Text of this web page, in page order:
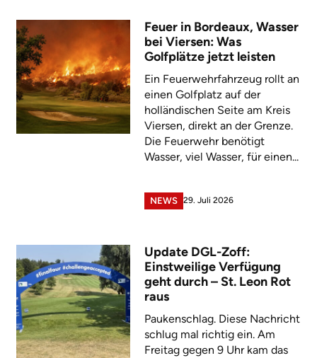
Feuer in Bordeaux, Wasser
bei Viersen: Was
Golfplätze jetzt leisten
Ein Feuerwehrfahrzeug rollt an
einen Golfplatz auf der
holländischen Seite am Kreis
Viersen, direkt an der Grenze.
Die Feuerwehr benötigt
Wasser, viel Wasser, für einen...
NEWS 29. Juli 2026
Update DGL-Zoff:
Einstweilige Verfügung
geht durch – St. Leon Rot
raus
Paukenschlag. Diese Nachricht
schlug mal richtig ein. Am
Freitag gegen 9 Uhr kam das